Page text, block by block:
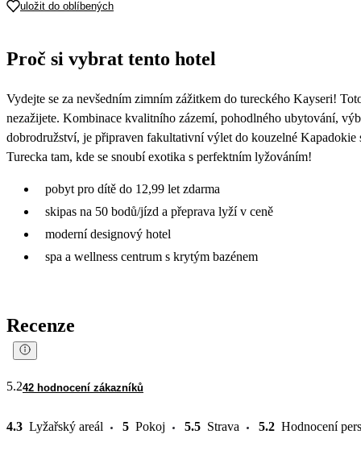
uložit do oblíbených
Proč si vybrat tento hotel
Vydejte se za nevšedním zimním zážitkem do tureckého Kayseri!
nezažijete. Kombinace kvalitního zázemí, pohodlného ubytování,
dobrodružství, je připraven fakultativní výlet do kouzelné
Turecka tam, kde se snoubí exotika s perfektním lyžováním!
pobyt pro dítě do 12,99 let zdarma
skipas na 50 bodů/jízd a přeprava lyží v ceně
moderní designový hotel
spa a wellness centrum s krytým bazénem
Recenze
5.242 hodnocení zákazníků
4.3 Lyžařský areál 5 Pokoj 5.5 Strava 5.2 Hodnocení